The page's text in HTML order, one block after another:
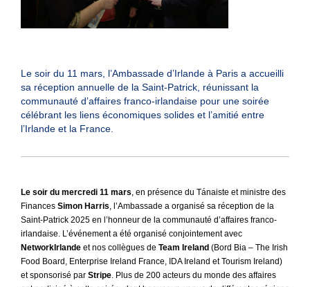
Le soir du 11 mars, l’Ambassade d’Irlande à Paris a accueilli
sa réception annuelle de la Saint-Patrick, réunissant la
communauté d’affaires franco-irlandaise pour une soirée
célébrant les liens économiques solides et l’amitié entre
l’Irlande et la France.
Le soir du mercredi 11 mars, en présence du Tánaiste et ministre des
Finances Simon Harris, l’Ambassade a organisé sa réception de la
Saint-Patrick 2025 en l’honneur de la communauté d’affaires franco-
irlandaise. L’événement a été organisé conjointement avec
NetworkIrlande et nos collègues de Team Ireland (Bord Bia – The Irish
Food Board, Enterprise Ireland France, IDA Ireland et Tourism Ireland)
et sponsorisé par Stripe. Plus de 200 acteurs du monde des affaires